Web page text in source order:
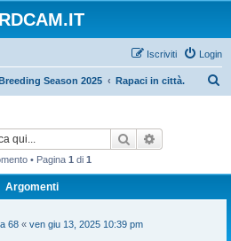
Login
Iscriviti
Season 2025 Rapaci in città.
Cerca
• Pagina 1 di 1
Argomenti
68 « ven giu 13, 2025 10:39 pm